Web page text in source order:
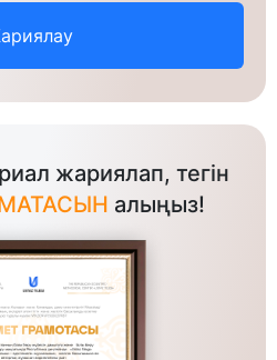
жариялап, тегін
алыңыз!